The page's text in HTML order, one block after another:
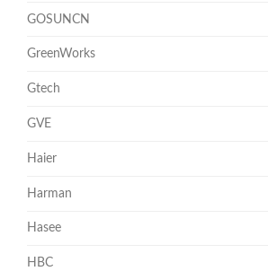
GOSUNCN
GreenWorks
Gtech
GVE
Haier
Harman
Hasee
HBC